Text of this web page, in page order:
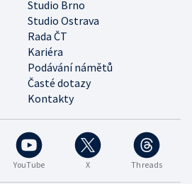
Studio Brno
Studio Ostrava
Rada ČT
Kariéra
Podávání námětů
Časté dotazy
Kontakty
YouTube X Threads